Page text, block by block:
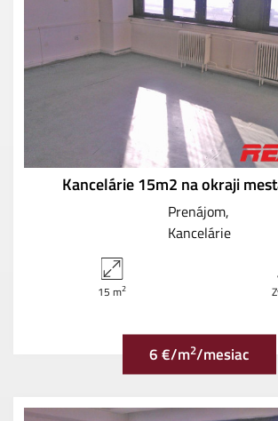
Kancelárie 15m2 na okraji
Prenájom
Kancelárie
15 m2
6 €/m2/mesiac